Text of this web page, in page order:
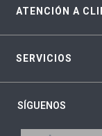
ATENCIÓN A
SERVICIOS
SÍGUENOS